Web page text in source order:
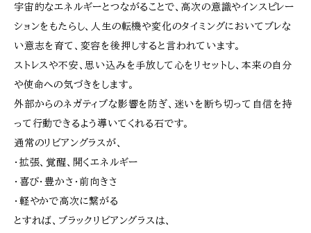
宇宙的なエネルギーとつながることで、高次の意識やインスピレー
ションをもたらし、人生の転機や変化のタイミングにおいてブレな
い意志を育て、変容を後押しすると言われています。
ストレスや不安、思い込みを手放して心をリセットし、本来の自分
や使命への気づきをします。
外部からのネガティブな影響を防ぎ、迷いを断ち切って自信を持
って行動できるよう導いてくれる石です。
通常のリビアングラスが、
・拡張、覚醒、開くエネルギー
・喜び・豊かさ・前向きさ
・軽やかで高次に繋がる
とすれば、ブラックリビアングラスは、